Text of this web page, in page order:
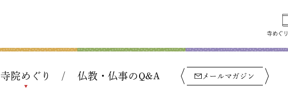
寺院めぐり 仏教・仏事のQ&A メールマガジン
寺めぐり